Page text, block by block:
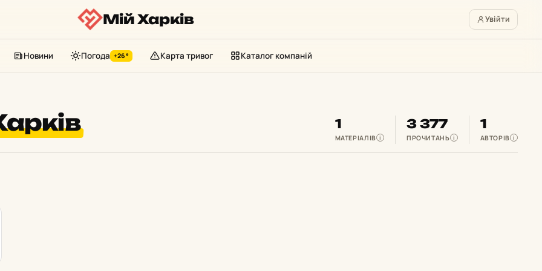
Мій Харків Увійти
Новини Погода +26° Карта тривог Каталог компаній
1
МАТЕРІАЛІВ i
3 377
ПРОЧИТАНЬ i
1
АВТОРІВ i